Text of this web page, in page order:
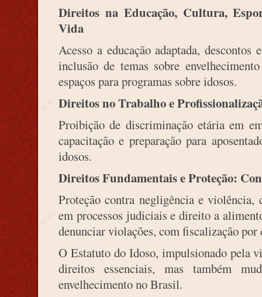
Direitos na Educação, Cultura,
Vida
Acesso a educação adaptada,
inclusão de temas sobre
espaços para programas sobre idosos.
Direitos no Trabalho e
Proibição de discriminação etária em
capacitação e preparação para
idosos.
Direitos Fundamentais e Proteção:
Proteção contra negligência e
em processos judiciais e direito a
denunciar violações, com fiscalização por
O Estatuto do Idoso, impulsionado pela
direitos essenciais, mas também
envelhecimento no Brasil.